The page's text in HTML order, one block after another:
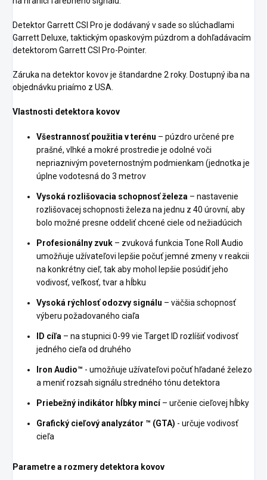
Detektor Garrett CSI Pro je dodávaný v sade so slúchadlami
Garrett Deluxe, taktickým opaskovým púzdrom a dohľadávacím
detektorom Garrett CSI Pro-Pointer.
Záruka na detektor kovov je štandardne 2 roky. Dostupný iba na
objednávku priaímo z USA.
Vlastnosti detektora kovov
Všestrannosť použitia v terénu – púzdro určené pre
prašné, vlhké a mokré prostredie je odolné voči
nepriaznivým poveternostným podmienkam (jednotka je
úplne vodotesná do 3 metrov
Vysoká rozlišovacia schopnosť železa – nastavenie
rozlišovacej schopnosti železa na jednu z 40 úrovní, aby
bolo možné presne oddeliť chcené ciele od nežiadúcich
Profesionálny zvuk – zvuková funkcia Tone Roll Audio
umožňuje užívateľovi lepšie počuť jemné zmeny v reakcii
na konkrétny cieľ, tak aby mohol lepšie posúdiť jeho
vodivosť, veľkosť, tvar a hĺbku
Vysoká rýchlosť odozvy signálu – väčšia schopnosť
výberu požadovaného ciaľa
ID cíľa – na stupnici 0-99 vie Target ID rozlíšiť vodivosť
jedného cieľa od druhého
Iron Audio™ - umožňuje užívateľovi počuť hľadané železo
a meniť rozsah signálu stredného tónu detektora
Priebežný indikátor hĺbky mincí – určenie cieľovej hĺbky
Grafický cieľový analyzátor ™ (GTA) - určuje vodivosť
cieľa
Parametre a rozmery detektora kovov